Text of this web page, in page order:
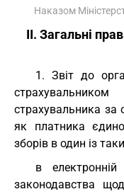
Наказом
II. Загальні
1. Звіт до
страхувальника за
як платника
зборів в один із
в
законодавства